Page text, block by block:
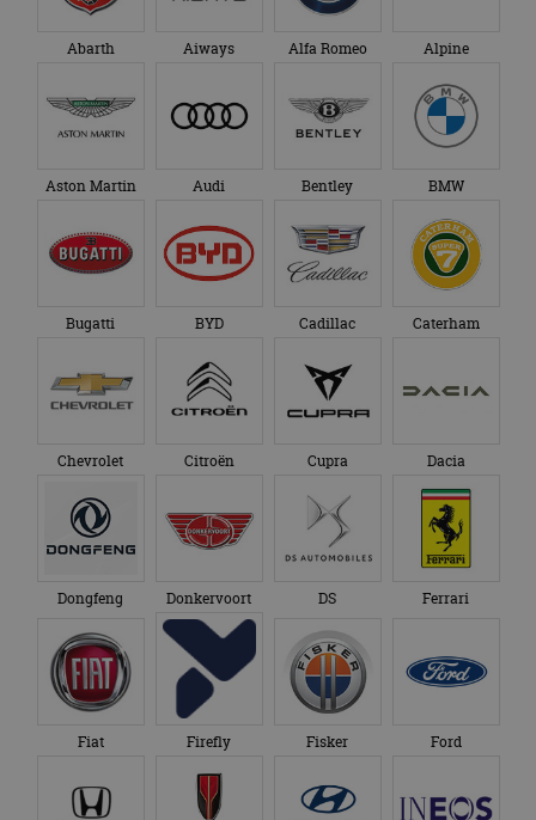
Abarth Aiways Alfa Romeo Alpine
Aston Martin Audi Bentley BMW
Bugatti BYD Cadillac Caterham
Chevrolet Citroën Cupra Dacia
Dongfeng Donkervoort DS Ferrari
Fiat Firefly Fisker Ford